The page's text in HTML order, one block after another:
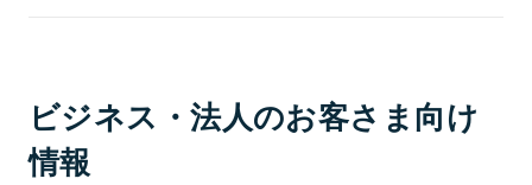
ビジネス・法人のお客さま向け
情報